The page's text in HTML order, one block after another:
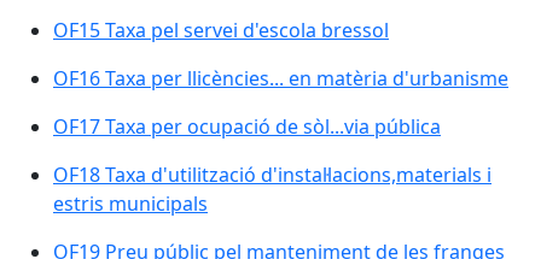
OF15 Taxa pel servei d'escola bressol
OF16 Taxa per llicències... en matèria d'urbanisme
OF17 Taxa per ocupació de sòl...via pública
OF18 Taxa d'utilització d'instal·lacions,materials i
estris municipals
OF19 Preu públic pel manteniment de les franges